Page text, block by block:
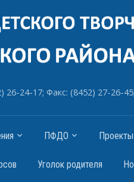
24-17; Факс: (8452) 27-26-
ПФДО Проекты
Уголок родителя